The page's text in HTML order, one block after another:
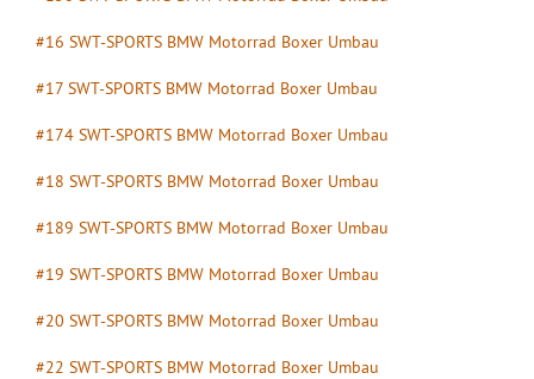
#16 SWT-SPORTS BMW Motorrad Boxer Umbau
#17 SWT-SPORTS BMW Motorrad Boxer Umbau
#174 SWT-SPORTS BMW Motorrad Boxer Umbau
#18 SWT-SPORTS BMW Motorrad Boxer Umbau
#189 SWT-SPORTS BMW Motorrad Boxer Umbau
#19 SWT-SPORTS BMW Motorrad Boxer Umbau
#20 SWT-SPORTS BMW Motorrad Boxer Umbau
#22 SWT-SPORTS BMW Motorrad Boxer Umbau